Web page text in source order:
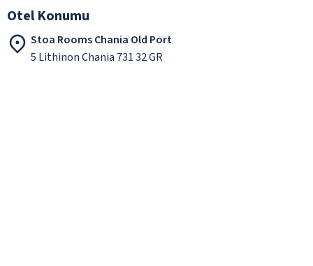
Otel Konumu
Stoa Rooms Chania Old Port
5 Lithinon Chania 731 32 GR